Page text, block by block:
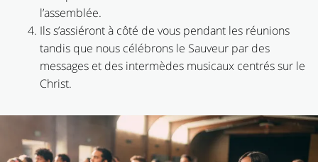
l’assemblée.
Ils s’assiéront à côté de vous pendant les réunions
tandis que nous célébrons le Sauveur par des
messages et des intermèdes musicaux centrés sur le
Christ.